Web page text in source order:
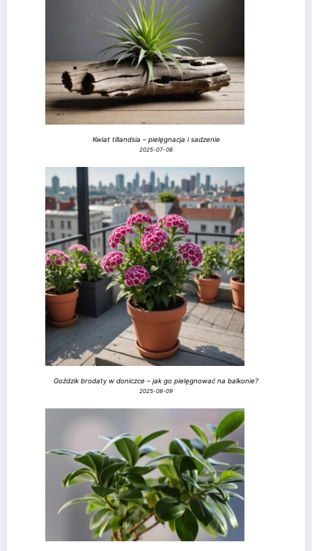
Kwiat tillandsia – pielęgnacja i sadzenie
2025-07-08
Goździk brodaty w doniczce – jak go pielęgnować na balkonie?
2025-08-09